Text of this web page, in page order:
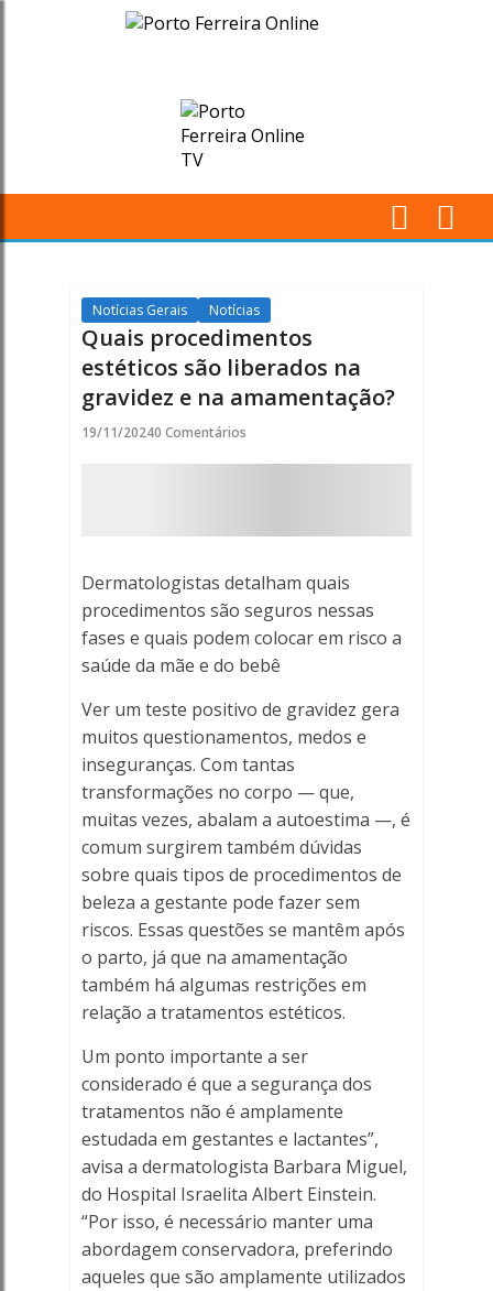
Quais
estéticos
gravidez
e
na
amamentação?
Ferreira
Online
Notícias Gerais Notícias
Quais procedimentos
estéticos são liberados na
gravidez e na amamentação?
19/11/20240 Comentários
Dermatologistas detalham quais
procedimentos são seguros nessas
fases e quais podem colocar em risco a
saúde da mãe e do bebê
Ver um teste positivo de gravidez gera
muitos questionamentos, medos e
inseguranças. Com tantas
transformações no corpo — que,
muitas vezes, abalam a autoestima —, é
comum surgirem também dúvidas
sobre quais tipos de procedimentos de
beleza a gestante pode fazer sem
riscos. Essas questões se mantêm após
o parto, já que na amamentação
também há algumas restrições em
relação a tratamentos estéticos.
Um ponto importante a ser
considerado é que a segurança dos
tratamentos não é amplamente
estudada em gestantes e lactantes”,
avisa a dermatologista Barbara Miguel,
do Hospital Israelita Albert Einstein.
“Por isso, é necessário manter uma
abordagem conservadora, preferindo
aqueles que são amplamente utilizados